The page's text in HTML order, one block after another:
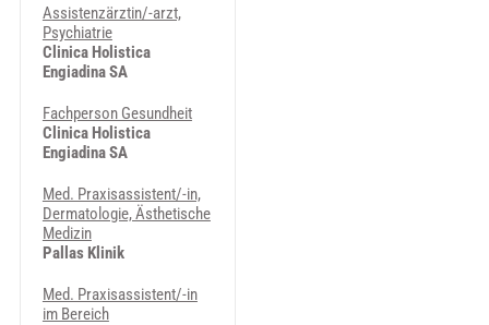
Assistenzärztin/-arzt,
Psychiatrie
Clinica Holistica
Engiadina SA
Fachperson Gesundheit
Clinica Holistica
Engiadina SA
Med. Praxisassistent/-in,
Dermatologie, Ästhetische
Medizin
Pallas Klinik
Med. Praxisassistent/-in
im Bereich